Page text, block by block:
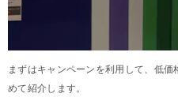
まずはキャンペーンを利用して、低
めて紹介します。